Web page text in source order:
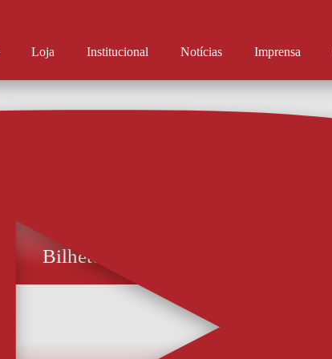
Loja Institucional Notícias Imprensa
Bilhetes à venda para o Sporting B
Preços entre 8 e 15 euros. Lugares anuais ainda podem ser
bilhetes para a estreia do AFS na Liga Portugal Meu Super -
estarão à disposição na Loja AFS a partir de hoje. Os ingressos